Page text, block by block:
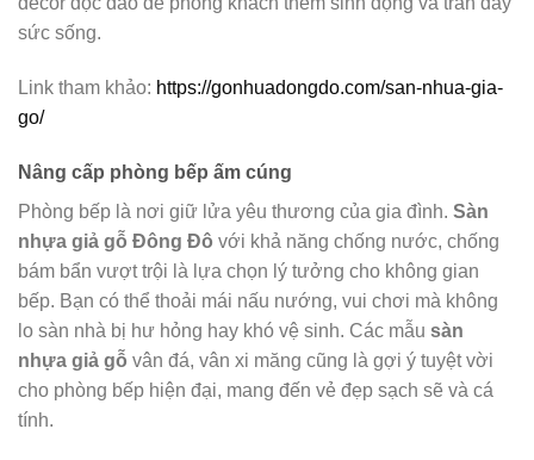
sức sống.
Link tham khảo: https://gonhuadongdo.com/san-nhua-gia-
go/
Nâng cấp phòng bếp ấm cúng
Phòng bếp là nơi giữ lửa yêu thương của gia đình. Sàn
nhựa giả gỗ Đông Đô với khả năng chống nước, chống
bám bẩn vượt trội là lựa chọn lý tưởng cho không gian
bếp. Bạn có thể thoải mái nấu nướng, vui chơi mà không
lo sàn nhà bị hư hỏng hay khó vệ sinh. Các mẫu sàn
nhựa giả gỗ vân đá, vân xi măng cũng là gợi ý tuyệt vời
cho phòng bếp hiện đại, mang đến vẻ đẹp sạch sẽ và cá
tính.